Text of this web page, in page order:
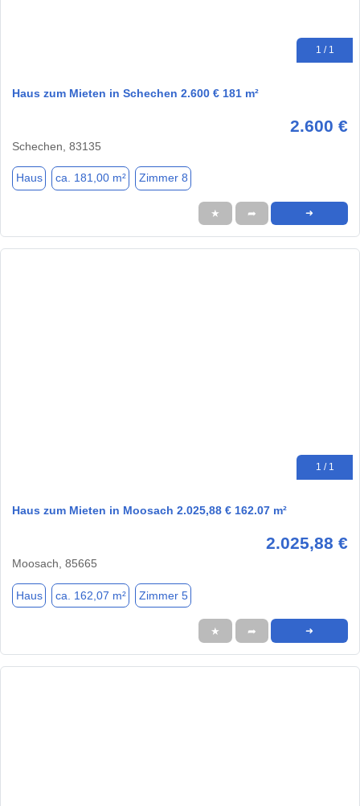
1 / 1
Haus zum Mieten in Schechen 2.600 € 181 m²
2.600 €
Schechen, 83135
Haus ca. 181,00 m² Zimmer 8
★ ➦ ➜
1 / 1
Haus zum Mieten in Moosach 2.025,88 € 162.07 m²
2.025,88 €
Moosach, 85665
Haus ca. 162,07 m² Zimmer 5
★ ➦ ➜